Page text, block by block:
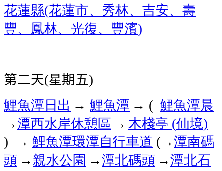
花蓮縣(花蓮市、秀林、吉安、壽
豐、鳳林、光復、豐濱)
第二天(星期五)
鯉魚潭日出 → 鯉魚潭 → ( 鯉魚潭晨
→潭西水岸休憩區 → 木棧亭 (仙境)
) → 鯉魚潭環潭自行車道 (→潭南碼
頭 →親水公園 →潭北碼頭 →潭北石